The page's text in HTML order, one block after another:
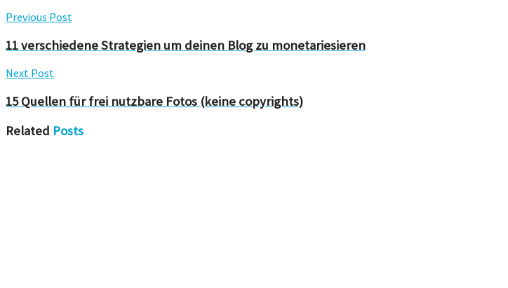
Previous Post
11 verschiedene Strategien um deinen Blog zu monetariesieren
Next Post
15 Quellen für frei nutzbare Fotos (keine copyrights)
Related Posts